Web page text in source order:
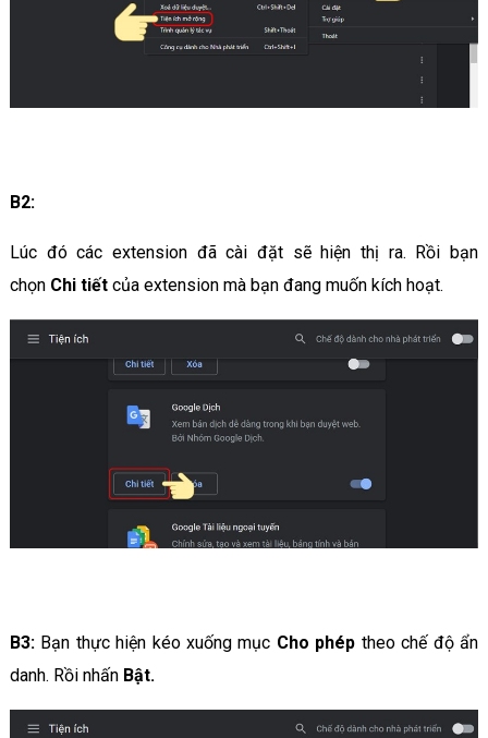
B2:
Lúc đó các extension đã cài đặt sẽ hiện thị ra. Rồi bạn
chọn Chi tiếtcủa extension mà bạn đang muốn kích hoạt.
B3:Bạn thực hiện kéo xuống mục Cho phép theo chế độ ẩn
danh. Rồi nhấnBật.